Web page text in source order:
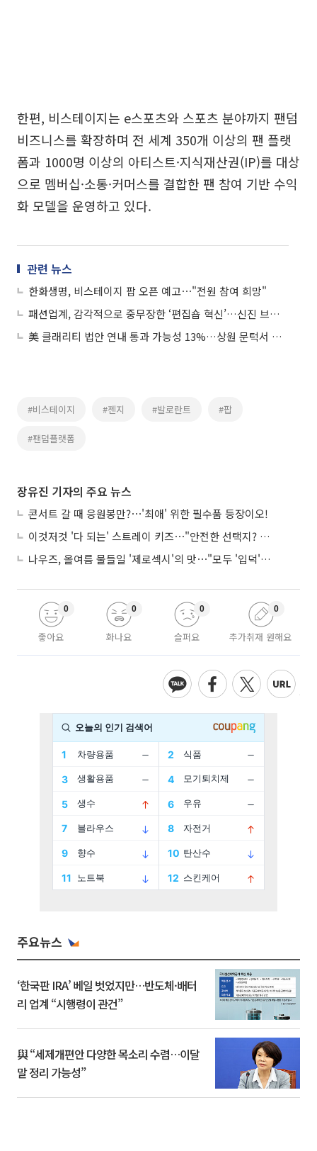
한편, 비스테이지는 e스포츠와 스포츠 분야까지 팬덤
비즈니스를 확장하며 전 세계 350개 이상의 팬 플랫
폼과 1000명 이상의 아티스트·지식재산권(IP)를 대상
으로 멤버십·소통·커머스를 결합한 팬 참여 기반 수익
화 모델을 운영하고 있다.
관련 뉴스
한화생명, 비스테이지 팝 오픈 예고⋯"전원 참여 희망"
패션업계, 감각적으로 중무장한 ‘편집숍 혁신’…신진 브랜드 발굴로 2030·젠지 잡는다
美 클래리티 법안 연내 통과 가능성 13%…상원 문턱서 제동
#비스테이지 #젠지 #발로란트 #팝
#팬덤플랫폼
장유진 기자의 주요 뉴스
콘서트 갈 때 응원봉만?⋯'최애' 위한 필수품 등장이오!
이것저것 '다 되는' 스트레이 키즈⋯"안전한 선택지? 도전이 재밌죠"
나우즈, 올여름 물들일 '제로섹시'의 맛⋯"모두 '입덕'시킬 것"
좋아요
0
화나요
0
슬퍼요
0
추가취재 원해요
0
주요뉴스
‘한국판 IRA’ 베일 벗었지만…반도체·배터
리 업계 “시행령이 관건”
與 “세제개편안 다양한 목소리 수렴…이달
말 정리 가능성”